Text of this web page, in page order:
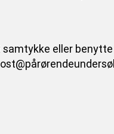
eller